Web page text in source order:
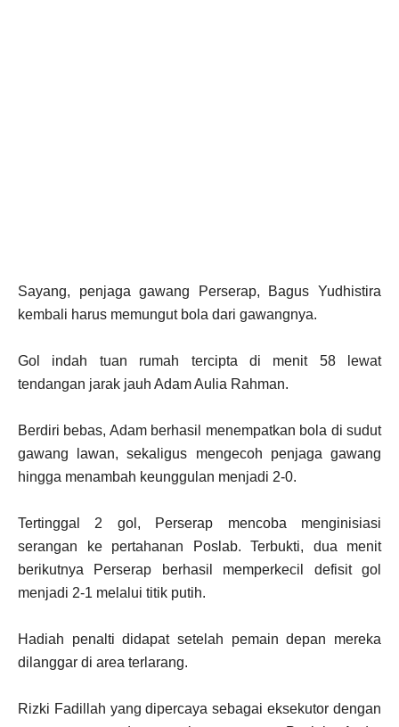
Sayang, penjaga gawang Perserap, Bagus Yudhistira
kembali harus memungut bola dari gawangnya.
Gol indah tuan rumah tercipta di menit 58 lewat
tendangan jarak jauh Adam Aulia Rahman.
Berdiri bebas, Adam berhasil menempatkan bola di sudut
gawang lawan, sekaligus mengecoh penjaga gawang
hingga menambah keunggulan menjadi 2-0.
Tertinggal 2 gol, Perserap mencoba menginisiasi
serangan ke pertahanan Poslab. Terbukti, dua menit
berikutnya Perserap berhasil memperkecil defisit gol
menjadi 2-1 melalui titik putih.
Hadiah penalti didapat setelah pemain depan mereka
dilanggar di area terlarang.
Rizki Fadillah yang dipercaya sebagai eksekutor dengan